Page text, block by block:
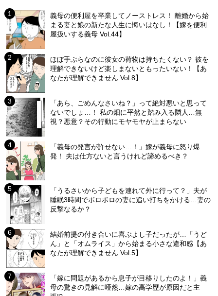
義母の便利屋を卒業してノーストレス！ 離婚から始
まる妻と娘の新たな人生に悔いはなし！【嫁を便利
屋扱いする義母 Vol.44】
ほぼ手ぶらなのに彼女の荷物は持ちたくない？ 彼を
理解できないけど楽しまないともったいない！【あ
なたが理解できません Vol.8】
「あら、ごめんなさいね？」って絶対悪いと思って
ないでしょ…！ 私の畑に平然と踏み入る隣人…無
視？悪意？その行動にモヤモヤが止まらない
「義母の発言が許せない…！」嫁が義母に怒り爆
発！ 夫は仕方ないと言うけれど諦めるべき？
「うるさいから子どもを連れて外に行って？」夫が
睡眠3時間でボロボロの妻に追い打ちをかける…妻の
反撃なるか？
結婚前提の付き合いに喜ぶよし子だったが…「うど
ん」と「オムライス」から始まる小さな違和感【あ
なたが理解できません Vol.5】
「嫁に問題があるから息子が目移りしたのよ！」義
母の驚きの見解に唖然…嫁の高学歴が原因だと主